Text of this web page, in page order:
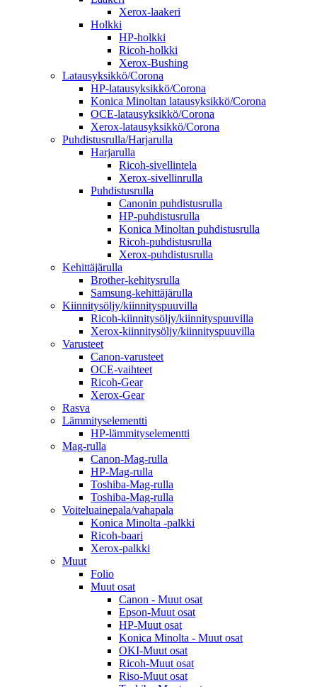
Xerox-laakeri
Holkki
HP-holkki
Ricoh-holkki
Xerox-Bushing
Latausyksikkö/Corona
HP-latausyksikkö/Corona
Konica Minoltan latausyksikkö/Corona
OCE-latausyksikkö/Corona
Xerox-latausyksikkö/Corona
Puhdistusrulla/Harjarulla
Harjarulla
Ricoh-sivellintela
Xerox-sivellinrulla
Puhdistusrulla
Canonin puhdistusrulla
HP-puhdistusrulla
Konica Minoltan puhdistusrulla
Ricoh-puhdistusrulla
Xerox-puhdistusrulla
Kehittäjärulla
Brother-kehitysrulla
Samsung-kehittäjärulla
Kiinnitysöljy/kiinnityspuuvilla
Ricoh-kiinnitysöljy/kiinnityspuuvilla
Xerox-kiinnitysöljy/kiinnityspuuvilla
Varusteet
Canon-varusteet
OCE-vaihteet
Ricoh-Gear
Xerox-Gear
Rasva
Lämmityselementti
HP-lämmityselementti
Mag-rulla
Canon-Mag-rulla
HP-Mag-rulla
Toshiba-Mag-rulla
Toshiba-Mag-rulla
Voiteluainepala/vahapala
Konica Minolta -palkki
Ricoh-baari
Xerox-palkki
Muut
Folio
Muut osat
Canon - Muut osat
Epson-Muut osat
HP-Muut osat
Konica Minolta - Muut osat
OKI-Muut osat
Ricoh-Muut osat
Riso-Muut osat